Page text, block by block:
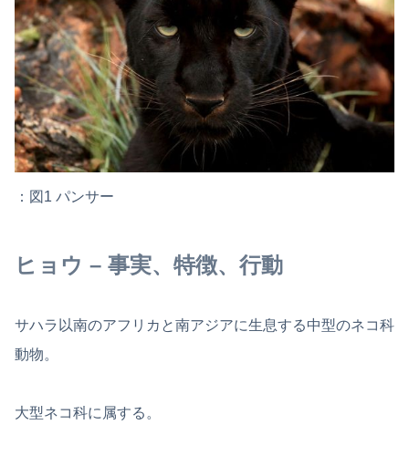
：図1 パンサー
ヒョウ – 事実、特徴、行動
サハラ以南のアフリカと南アジアに生息する中型のネコ科
動物。
大型ネコ科に属する。